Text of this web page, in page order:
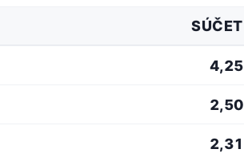
SÚČET
4,25
2,50
2,31